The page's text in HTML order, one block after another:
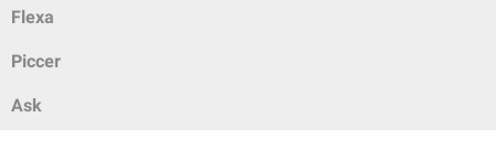
Flexa
Piccer
Ask